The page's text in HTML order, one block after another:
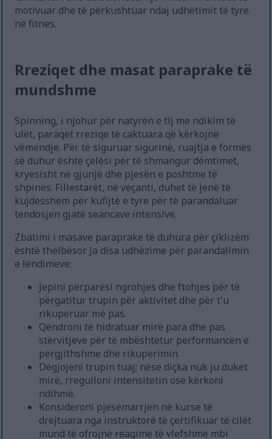
motivuar dhe të përkushtuar ndaj udhëtimit të tyre
në fitnes.
Rreziqet dhe masat paraprake të
mundshme
Spinning, i njohur për natyrën e tij me ndikim të
ulët, paraqet rreziqe të caktuara që kërkojnë
vëmendje. Për të siguruar sigurinë, ruajtja e formës
së duhur është çelësi për të shmangur dëmtimet,
kryesisht në gjunjë dhe pjesën e poshtme të
shpinës. Fillestarët, në veçanti, duhet të jenë të
kujdesshëm për kufijtë e tyre për të parandaluar
tendosjen gjatë seancave intensive.
Zbatimi i masave paraprake të duhura për çiklizëm
është thelbësor. Ja disa udhëzime për parandalimin
e lëndimeve:
Jepini përparësi ngrohjes dhe ftohjes për të
përgatitur trupin për aktivitet dhe për t'u
rikuperuar më pas.
Qëndroni të hidratuar mirë para dhe pas
stërvitjeve për të mbështetur performancën e
përgjithshme dhe rikuperimin.
Dëgjojeni trupin tuaj; nëse diçka nuk ju duket
mirë, rregulloni intensitetin ose kërkoni
ndihmë.
Konsideroni pjesëmarrjen në kurse të
drejtuara nga instruktorë të çertifikuar të cilët
mund të ofrojnë reagime të vlefshme mbi